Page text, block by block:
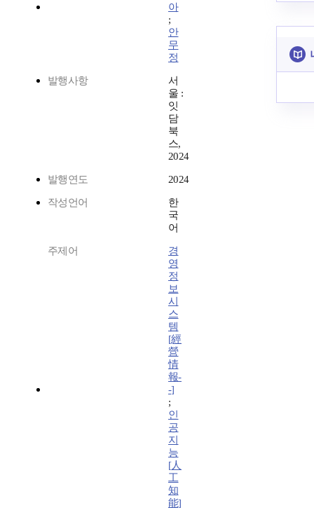
아
;
안
무
정
발행사항
서
울 :
잇
담
북
스,
2024
발행연도 2024
작성언어
한
국
어
주제어
경
영
정
보
시
스
템
[經
營
情
報-
-]
;
인
공
지
능
[人
工
知
能]